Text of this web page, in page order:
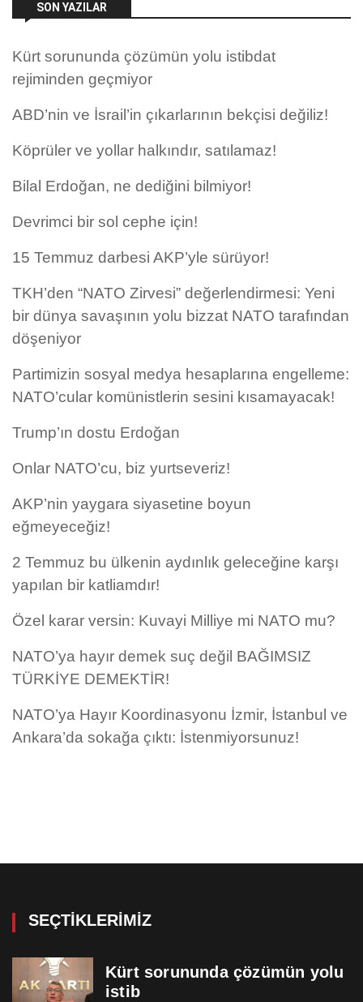
SON YAZILAR
Kürt sorununda çözümün yolu istibdat
rejiminden geçmiyor
ABD’nin ve İsrail’in çıkarlarının bekçisi değiliz!
Köprüler ve yollar halkındır, satılamaz!
Bilal Erdoğan, ne dediğini bilmiyor!
Devrimci bir sol cephe için!
15 Temmuz darbesi AKP’yle sürüyor!
TKH’den “NATO Zirvesi” değerlendirmesi: Yeni
bir dünya savaşının yolu bizzat NATO tarafından
döşeniyor
Partimizin sosyal medya hesaplarına engelleme:
NATO’cular komünistlerin sesini kısamayacak!
Trump’ın dostu Erdoğan
Onlar NATO’cu, biz yurtseveriz!
AKP’nin yaygara siyasetine boyun
eğmeyeceğiz!
2 Temmuz bu ülkenin aydınlık geleceğine karşı
yapılan bir katliamdır!
Özel karar versin: Kuvayi Milliye mi NATO mu?
NATO’ya hayır demek suç değil BAĞIMSIZ
TÜRKİYE DEMEKTİR!
NATO’ya Hayır Koordinasyonu İzmir, İstanbul ve
Ankara’da sokağa çıktı: İstenmiyorsunuz!
SEÇTIKLERIMIZ
Kürt sorununda çözümün yolu
istib